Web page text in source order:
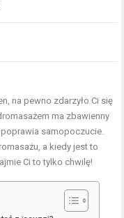
na pewno zdarzyło Ci się
ma zbawienny
samopoczucie.
a kiedy jest to
Ci to tylko chwilę!